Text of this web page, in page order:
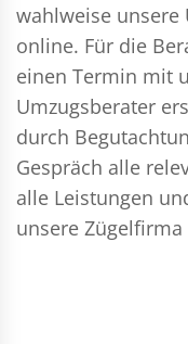
wahlweise unsere
online. Für die
einen Termin mit
Umzugsberater
durch
Gespräch alle
alle Leistungen
unsere